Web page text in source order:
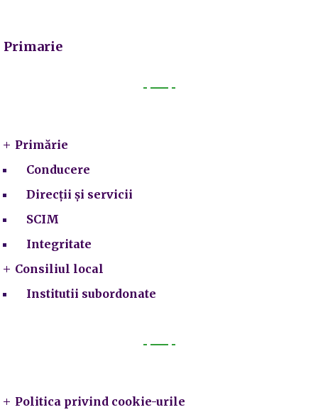
Primarie
Primărie
Conducere
Direcții și servicii
SCIM
Integritate
Consiliul local
Institutii subordonate
Politica privind cookie-urile